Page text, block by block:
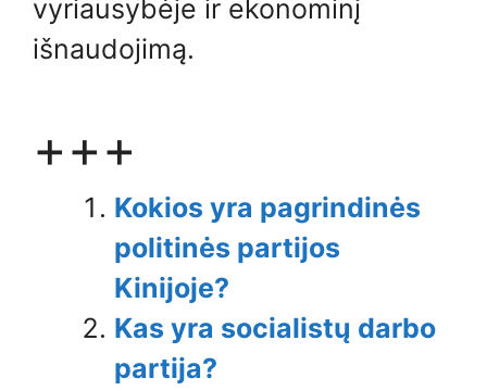
vyriausybėje ir ekonominį
išnaudojimą.
+++
Kokios yra pagrindinės
politinės partijos
Kinijoje?
Kas yra socialistų darbo
partija?